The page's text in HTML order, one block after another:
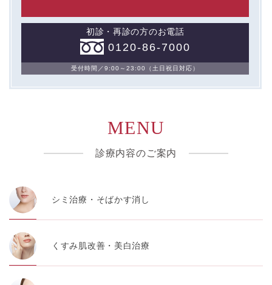
初診・再診の方のお電話
0120-86-7000
受付時間／9:00～23:00（土日祝日対応）
MENU
診療内容のご案内
シミ治療・そばかす消し
くすみ肌改善・美白治療